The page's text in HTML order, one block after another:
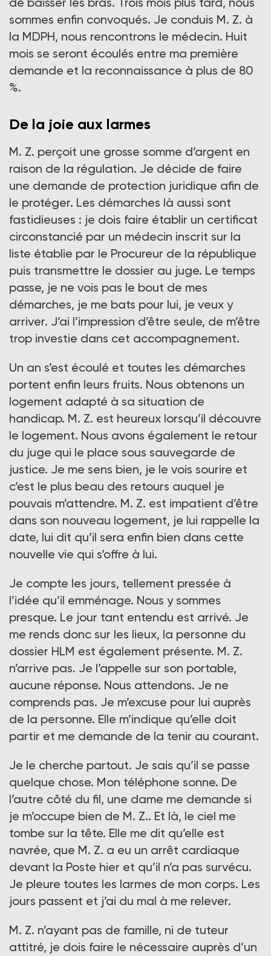
sommes enfin convoqués. Je conduis M. Z. à
la MDPH, nous rencontrons le médecin. Huit
mois se seront écoulés entre ma première
demande et la reconnaissance à plus de 80
%.
De la joie aux larmes
M. Z. perçoit une grosse somme d’argent en
raison de la régulation. Je décide de faire
une demande de protection juridique afin de
le protéger. Les démarches là aussi sont
fastidieuses : je dois faire établir un certificat
circonstancié par un médecin inscrit sur la
liste établie par le Procureur de la république
puis transmettre le dossier au juge. Le temps
passe, je ne vois pas le bout de mes
démarches, je me bats pour lui, je veux y
arriver. J’ai l’impression d’être seule, de m’être
trop investie dans cet accompagnement.
Un an s’est écoulé et toutes les démarches
portent enfin leurs fruits. Nous obtenons un
logement adapté à sa situation de
handicap. M. Z. est heureux lorsqu’il découvre
le logement. Nous avons également le retour
du juge qui le place sous sauvegarde de
justice. Je me sens bien, je le vois sourire et
c’est le plus beau des retours auquel je
pouvais m’attendre. M. Z. est impatient d’être
dans son nouveau logement, je lui rappelle la
date, lui dit qu’il sera enfin bien dans cette
nouvelle vie qui s’offre à lui.
Je compte les jours, tellement pressée à
l’idée qu’il emménage. Nous y sommes
presque. Le jour tant entendu est arrivé. Je
me rends donc sur les lieux, la personne du
dossier HLM est également présente. M. Z.
n’arrive pas. Je l’appelle sur son portable,
aucune réponse. Nous attendons. Je ne
comprends pas. Je m’excuse pour lui auprès
de la personne. Elle m’indique qu’elle doit
partir et me demande de la tenir au courant.
Je le cherche partout. Je sais qu’il se passe
quelque chose. Mon téléphone sonne. De
l’autre côté du fil, une dame me demande si
je m’occupe bien de M. Z.. Et là, le ciel me
tombe sur la tête. Elle me dit qu’elle est
navrée, que M. Z. a eu un arrêt cardiaque
devant la Poste hier et qu’il n’a pas survécu.
Je pleure toutes les larmes de mon corps. Les
jours passent et j’ai du mal à me relever.
M. Z. n’ayant pas de famille, ni de tuteur
attitré, je dois faire le nécessaire auprès d’un